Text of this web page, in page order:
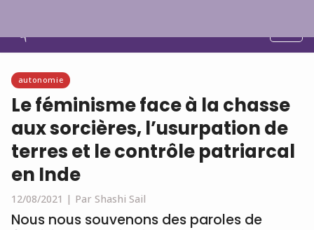
autonomie
Le féminisme face à la chasse
aux sorcières, l’usurpation de
terres et le contrôle patriarcal
en Inde
12/08/2021 | Par Shashi Sail
Nous nous souvenons des paroles de